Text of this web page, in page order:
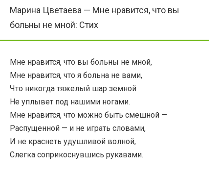
Марина Цветаева — Мне нравится, что вы
больны не мной: Стих
Мне нравится, что вы больны не мной,
Мне нравится, что я больна не вами,
Что никогда тяжелый шар земной
Не уплывет под нашими ногами.
Мне нравится, что можно быть смешной —
Распущенной — и не играть словами,
И не краснеть удушливой волной,
Слегка соприкоснувшись рукавами.